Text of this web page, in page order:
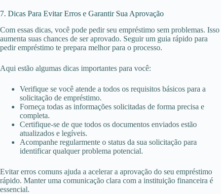
7. Dicas Para Evitar Erros e Garantir Sua Aprovação
Com essas dicas, você pode pedir seu empréstimo sem problemas. Isso
aumenta suas chances de ser aprovado. Seguir um guia rápido para
pedir empréstimo te prepara melhor para o processo.
Aqui estão algumas dicas importantes para você:
Verifique se você atende a todos os requisitos básicos para a
solicitação de empréstimo.
Forneça todas as informações solicitadas de forma precisa e
completa.
Certifique-se de que todos os documentos enviados estão
atualizados e legíveis.
Acompanhe regularmente o status da sua solicitação para
identificar qualquer problema potencial.
Evitar erros comuns ajuda a acelerar a aprovação do seu empréstimo
rápido. Manter uma comunicação clara com a instituição financeira é
essencial.